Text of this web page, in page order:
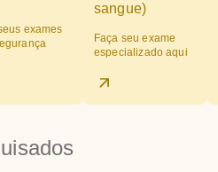
exames
sangue)
Faça seu exame
especializado aqui